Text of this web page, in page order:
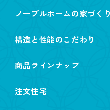
ノーブルホームの家づくり
構造と性能のこだわり
商品ラインナップ
注文住宅